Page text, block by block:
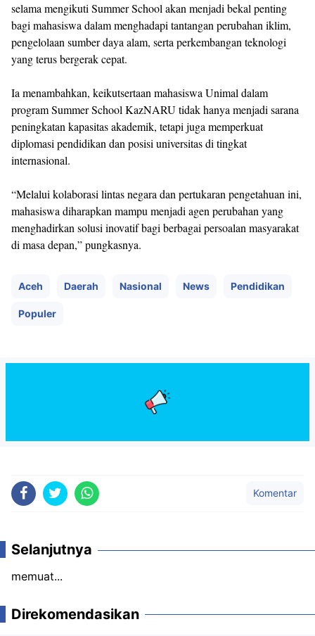
selama mengikuti Summer School akan menjadi bekal penting
bagi mahasiswa dalam menghadapi tantangan perubahan iklim,
pengelolaan sumber daya alam, serta perkembangan teknologi
yang terus bergerak cepat.
Ia menambahkan, keikutsertaan mahasiswa Unimal dalam
program Summer School KazNARU tidak hanya menjadi sarana
peningkatan kapasitas akademik, tetapi juga memperkuat
diplomasi pendidikan dan posisi universitas di tingkat
internasional.
“Melalui kolaborasi lintas negara dan pertukaran pengetahuan ini,
mahasiswa diharapkan mampu menjadi agen perubahan yang
menghadirkan solusi inovatif bagi berbagai persoalan masyarakat
di masa depan,” pungkasnya.
Aceh Daerah Nasional News Pendidikan
Populer
Komentar
Selanjutnya
memuat...
Direkomendasikan